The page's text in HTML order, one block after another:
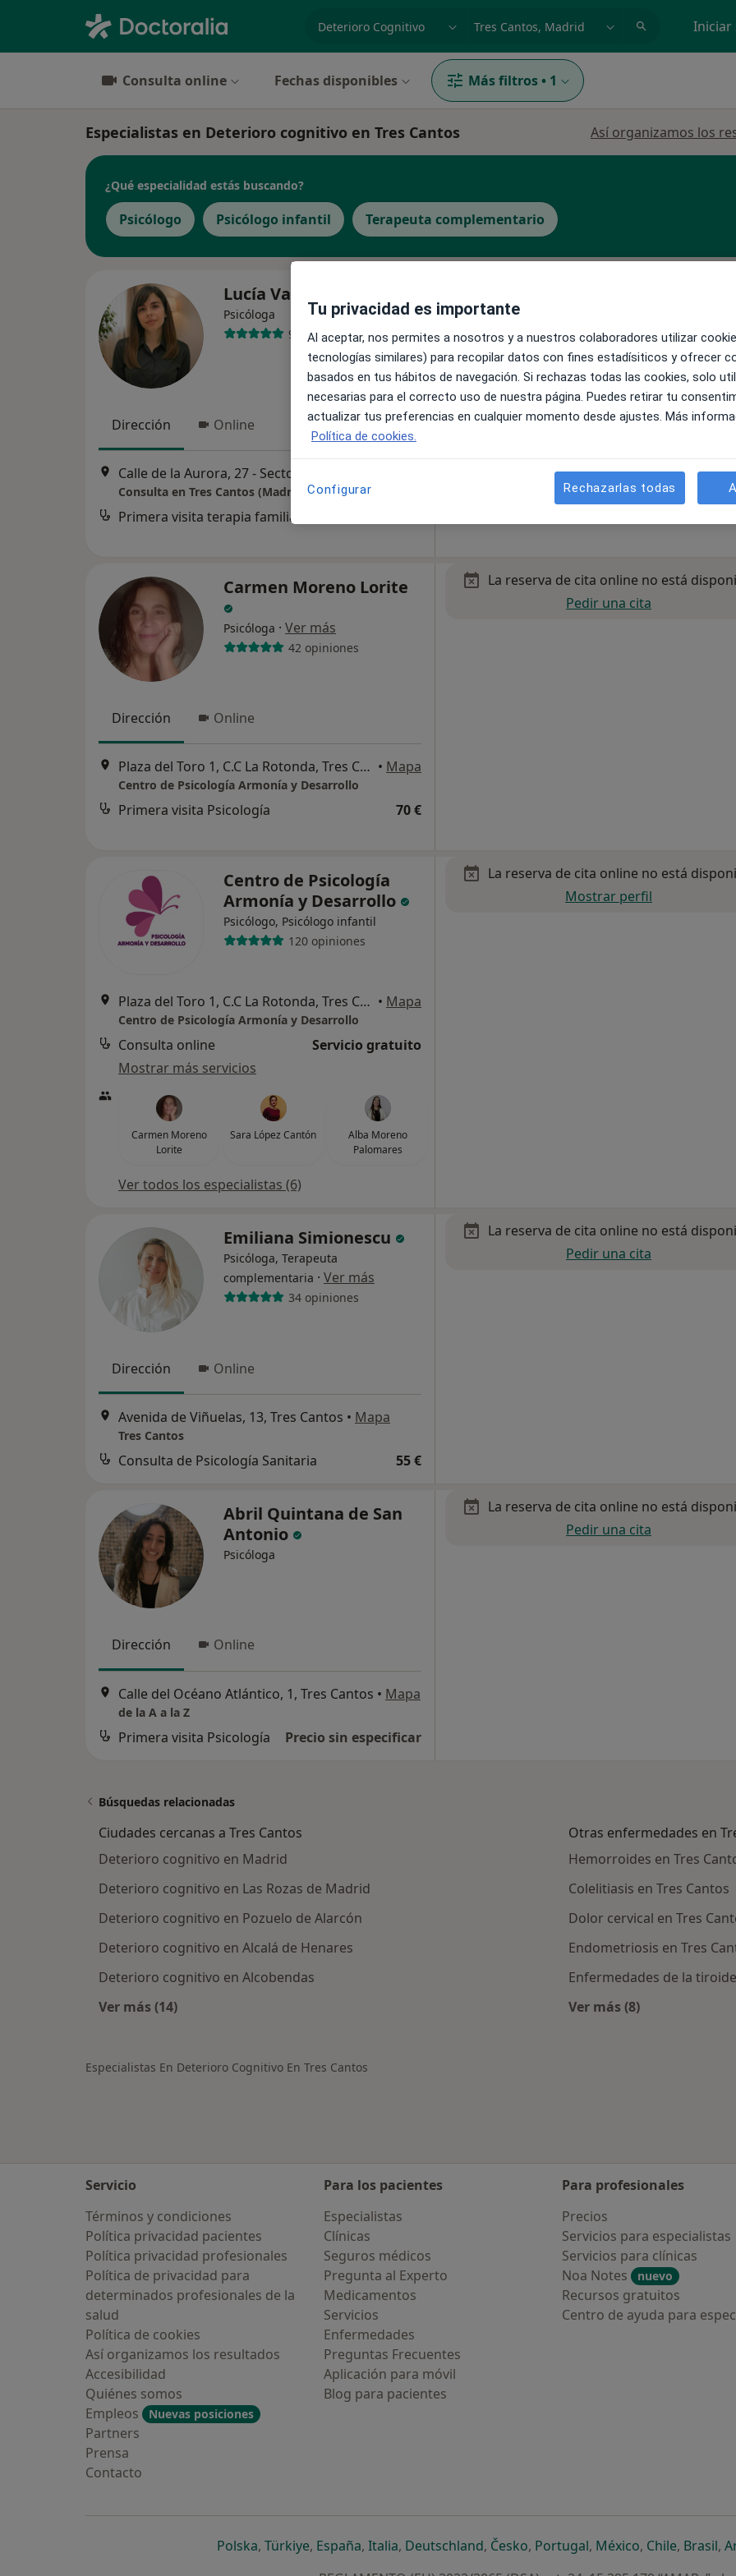
Iniciar
Consulta online Fechas disponibles Más filtros • 1
Especialistas en Deterioro cognitivo en Tres Cantos Así organizamos los
¿Qué especialidad estás buscando?
Psicólogo Psicólogo infantil Terapeuta complementario
Lucía Vara
Psicóloga
96 opiniones
Dirección Online
Consulta en Tres Cantos (Madrid)
Primera visita terapia familiar
Carmen Moreno Lorite
Psicóloga · Ver más
42 opiniones
Dirección Online
Plaza del Toro 1, C.C La Rotonda, Tres Cantos • Mapa
Centro de Psicología Armonía y Desarrollo
Primera visita Psicología 70 €
La reserva de cita online no está
Pedir una cita
Centro de Psicología
Armonía y Desarrollo
Psicólogo, Psicólogo infantil
120 opiniones
Plaza del Toro 1, C.C La Rotonda, Tres Cantos • Mapa
Centro de Psicología Armonía y Desarrollo
Consulta online
Servicio gratuito
Mostrar más servicios
Carmen Moreno
Lorite
Sara López Cantón
Alba Moreno
Palomares
Ver todos los especialistas (6)
La reserva de cita online no está
Mostrar perfil
Emiliana Simionescu
Psicóloga, Terapeuta
complementaria · Ver más
34 opiniones
Dirección Online
Avenida de Viñuelas, 13, Tres Cantos • Mapa
Tres Cantos
Consulta de Psicología Sanitaria 55 €
La reserva de cita online no está
Pedir una cita
Abril Quintana de San
Antonio
Psicóloga
Dirección Online
Calle del Océano Atlántico, 1, Tres Cantos • Mapa
de la A a la Z
Primera visita Psicología Precio sin especificar
La reserva de cita online no está
Pedir una cita
Búsquedas relacionadas
Ciudades cercanas a Tres Cantos
Deterioro cognitivo en Madrid
Deterioro cognitivo en Las Rozas de Madrid
Deterioro cognitivo en Pozuelo de Alarcón
Deterioro cognitivo en Alcalá de Henares
Deterioro cognitivo en Alcobendas
Ver más (14)
Otras enfermedades en
Hemorroides en Tres
Colelitiasis en Tres Cantos
Dolor cervical en Tres
Endometriosis en Tres
Enfermedades de la
Ver más (8)
Especialistas En Deterioro Cognitivo En Tres Cantos
Servicio
Términos y condiciones
Política privacidad pacientes
Política privacidad profesionales
Política de privacidad para
determinados profesionales de la
salud
Política de cookies
Así organizamos los resultados
Accesibilidad
Quiénes somos
Empleos
Nuevas posiciones
Partners
Prensa
Contacto
Para los pacientes
Especialistas
Clínicas
Seguros médicos
Pregunta al Experto
Medicamentos
Servicios
Enfermedades
Preguntas Frecuentes
Aplicación para móvil
Blog para pacientes
Para profesionales
Precios
Servicios para especialistas
Servicios para clínicas
Noa Notes
nuevo
Recursos gratuitos
Centro de ayuda para
Polskase abre en una nueva pestaña
, Türkiyese abre en una nueva pestaña
, Españase abre en una nueva pestaña
, Italiase abre en una nueva pestaña
, Deutschlandse abre en una nueva pestaña
, Českose abre en una nueva pestaña
, Portugalse abre en una nueva
, Méxicose abre en una
, Chilese abre
, Brasilse
,
Tu privacidad es importante
Al aceptar, nos permites a nosotros y a nuestros colaboradores utilizar
tecnologías similares) para recopilar datos con fines estadísiticos y ofrecer
basados en tus hábitos de navegación. Si rechazas todas las cookies, solo
necesarias para el correcto uso de nuestra página. Puedes retirar tu
actualizar tus preferencias en cualquier momento desde ajustes. Más
Política de cookies.
Configurar Rechazarlas todas
¿Alguna vez has usado una app o
chatbot de IA para hablar sobre un
tema emocional o psicológico?
Sí, varias veces
Sí, una vez
No, pero lo consideraría